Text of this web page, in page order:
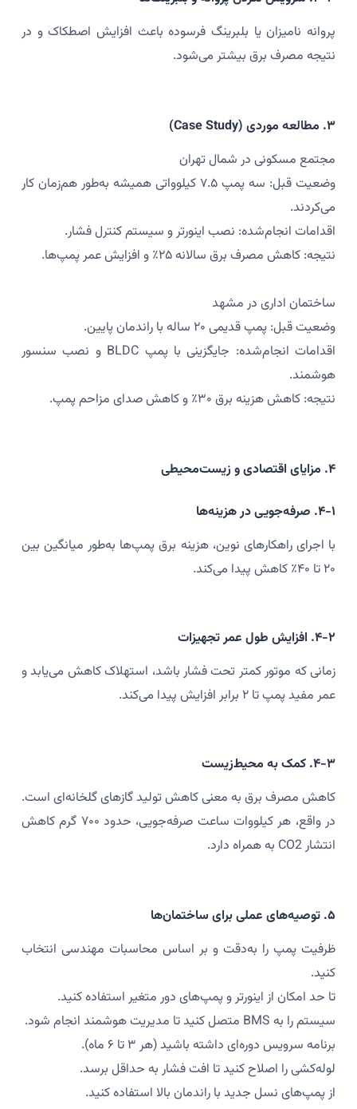
پروانه نامیزان یا بلبرینگ فرسوده باعث افزایش اصطکاک و در
نتیجه مصرف برق بیشتر می‌شود.
۳. مطالعه موردی (Case Study)
مجتمع مسکونی در شمال تهران
وضعیت قبل: سه پمپ ۷.۵ کیلوواتی همیشه به‌طور هم‌زمان کار
می‌کردند.
اقدامات انجام‌شده: نصب اینورتر و سیستم کنترل فشار.
نتیجه: کاهش مصرف برق سالانه ۲۵٪ و افزایش عمر پمپ‌ها.
ساختمان اداری در مشهد
وضعیت قبل: پمپ قدیمی ۲۰ ساله با راندمان پایین.
اقدامات انجام‌شده: جایگزینی با پمپ BLDC و نصب سنسور
هوشمند.
نتیجه: کاهش هزینه برق ۳۰٪ و کاهش صدای مزاحم پمپ.
۴. مزایای اقتصادی و زیست‌محیطی
۴-۱. صرفه‌جویی در هزینه‌ها
با اجرای راهکارهای نوین، هزینه برق پمپ‌ها به‌طور میانگین بین
۲۰ تا ۴۰٪ کاهش پیدا می‌کند.
۴-۲. افزایش طول عمر تجهیزات
زمانی که موتور کمتر تحت فشار باشد، استهلاک کاهش می‌یابد و
عمر مفید پمپ تا ۲ برابر افزایش پیدا می‌کند.
۴-۳. کمک به محیط‌زیست
کاهش مصرف برق به معنی کاهش تولید گازهای گلخانه‌ای است.
در واقع، هر کیلووات ساعت صرفه‌جویی، حدود ۷۰۰ گرم کاهش
انتشار CO2 به همراه دارد.
۵. توصیه‌های عملی برای ساختمان‌ها
ظرفیت پمپ را به‌دقت و بر اساس محاسبات مهندسی انتخاب
کنید.
تا حد امکان از اینورتر و پمپ‌های دور متغیر استفاده کنید.
سیستم را به BMS متصل کنید تا مدیریت هوشمند انجام شود.
برنامه سرویس دوره‌ای داشته باشید (هر ۳ تا ۶ ماه).
لوله‌کشی را اصلاح کنید تا افت فشار به حداقل برسد.
از پمپ‌های نسل جدید با راندمان بالا استفاده کنید.